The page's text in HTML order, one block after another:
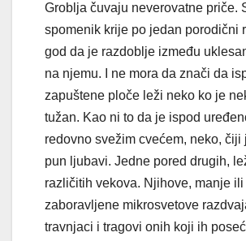
Groblja čuvaju neverovatne priče.
spomenik krije po jedan porodični
god da je razdoblje između
na njemu. I ne mora da znači da
zapuštene ploče leži neko ko je
tužan. Kao ni to da je ispod
redovno svežim cvećem, neko, čiji
pun ljubavi. Jedne pored drugih,
različitih vekova. Njihove, manje
zaboravljene mikrosvetove
travnjaci i tragovi onih koji ih